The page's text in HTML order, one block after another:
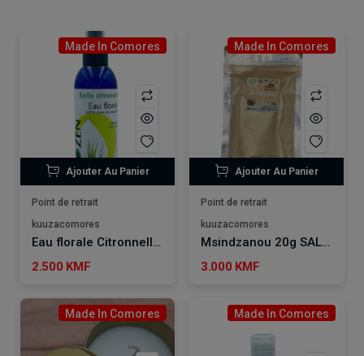
Made In Comores
Ajouter Au Panier
Point de retrait
kuuzacomores
Eau florale Citronnelle BIOZEN
2.500 KMF
Made In Comores
Ajouter Au Panier
Point de retrait
kuuzacomores
Msindzanou 20g SALSABIL ART
3.000 KMF
Made In Comores Made In Comores